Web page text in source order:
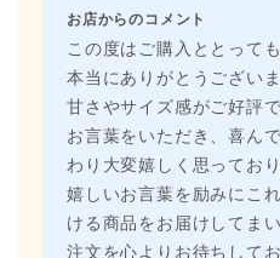
お店からのコメント
この度はご購入ととって
本当にありがとうございま
甘さやサイズ感がご好評
お言葉をいただき、喜ん
わり大変嬉しく思っており
嬉しいお言葉を励みにこ
ける商品をお届けしてま
注文を心よりお待ちしてお